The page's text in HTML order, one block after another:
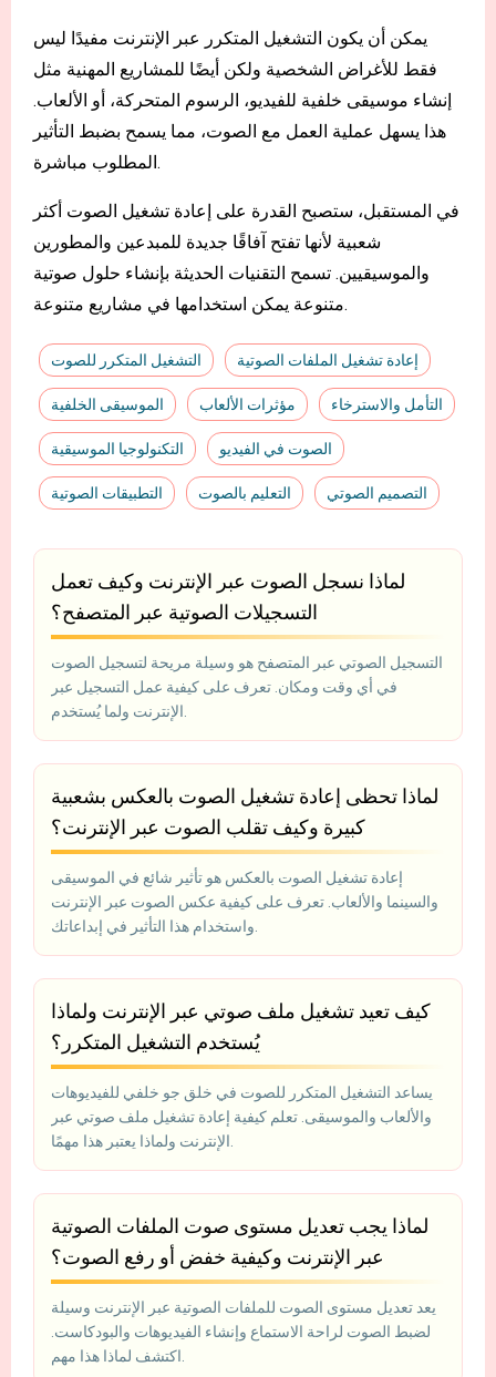
يمكن أن يكون التشغيل المتكرر عبر الإنترنت مفيدًا ليس
فقط للأغراض الشخصية ولكن أيضًا للمشاريع المهنية مثل
إنشاء موسيقى خلفية للفيديو، الرسوم المتحركة، أو الألعاب.
هذا يسهل عملية العمل مع الصوت، مما يسمح بضبط التأثير
المطلوب مباشرة.
في المستقبل، ستصبح القدرة على إعادة تشغيل الصوت أكثر
شعبية لأنها تفتح آفاقًا جديدة للمبدعين والمطورين
والموسيقيين. تسمح التقنيات الحديثة بإنشاء حلول صوتية
متنوعة يمكن استخدامها في مشاريع متنوعة.
التشغيل المتكرر للصوت إعادة تشغيل الملفات الصوتية
الموسيقى الخلفية مؤثرات الألعاب التأمل والاسترخاء
التكنولوجيا الموسيقية الصوت في الفيديو
التطبيقات الصوتية التعليم بالصوت التصميم الصوتي
لماذا نسجل الصوت عبر الإنترنت وكيف تعمل
التسجيلات الصوتية عبر المتصفح؟
التسجيل الصوتي عبر المتصفح هو وسيلة مريحة لتسجيل الصوت
في أي وقت ومكان. تعرف على كيفية عمل التسجيل عبر
لماذا تحظى إعادة تشغيل الصوت بالعكس بشعبية
كبيرة وكيف تقلب الصوت عبر الإنترنت؟
إعادة تشغيل الصوت بالعكس هو تأثير شائع في الموسيقى
والسينما والألعاب. تعرف على كيفية عكس الصوت عبر الإنترنت
كيف تعيد تشغيل ملف صوتي عبر الإنترنت ولماذا
يُستخدم التشغيل المتكرر؟
يساعد التشغيل المتكرر للصوت في خلق جو خلفي للفيديوهات
والألعاب والموسيقى. تعلم كيفية إعادة تشغيل ملف صوتي عبر
لماذا يجب تعديل مستوى صوت الملفات الصوتية
عبر الإنترنت وكيفية خفض أو رفع الصوت؟
يعد تعديل مستوى الصوت للملفات الصوتية عبر الإنترنت وسيلة
لضبط الصوت لراحة الاستماع وإنشاء الفيديوهات والبودكاست.